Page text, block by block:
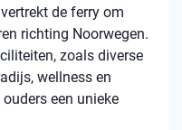
de ferry om
richting Noorwegen.
zoals diverse
wellness en
een unieke